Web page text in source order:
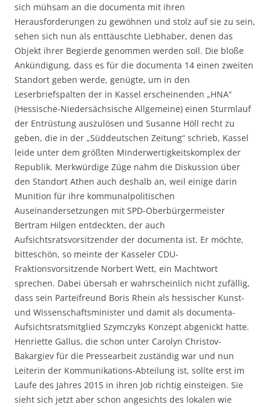
sich mühsam an die documenta mit ihren
Herausforderungen zu gewöhnen und stolz auf sie zu sein,
sehen sich nun als enttäuschte Liebhaber, denen das
Objekt ihrer Begierde genommen werden soll. Die bloße
Ankündigung, dass es für die documenta 14 einen zweiten
Standort geben werde, genügte, um in den
Leserbriefspalten der in Kassel erscheinenden „HNA“
(Hessische-Niedersächsische Allgemeine) einen Sturmlauf
der Entrüstung auszulösen und Susanne Höll recht zu
geben, die in der „Süddeutschen Zeitung“ schrieb, Kassel
leide unter dem größten Minderwertigkeitskomplex der
Republik. Merkwürdige Züge nahm die Diskussion über
den Standort Athen auch deshalb an, weil einige darin
Munition für ihre kommunalpolitischen
Auseinandersetzungen mit SPD-Oberbürgermeister
Bertram Hilgen entdeckten, der auch
Aufsichtsratsvorsitzender der documenta ist. Er möchte,
bitteschön, so meinte der Kasseler CDU-
Fraktionsvorsitzende Norbert Wett, ein Machtwort
sprechen. Dabei übersah er wahrscheinlich nicht zufällig,
dass sein Parteifreund Boris Rhein als hessischer Kunst-
und Wissenschaftsminister und damit als documenta-
Aufsichtsratsmitglied Szymczyks Konzept abgenickt hatte.
Henriette Gallus, die schon unter Carolyn Christov-
Bakargiev für die Pressearbeit zuständig war und nun
Leiterin der Kommunikations-Abteilung ist, sollte erst im
Laufe des Jahres 2015 in ihren Job richtig einsteigen. Sie
sieht sich jetzt aber schon angesichts des lokalen wie